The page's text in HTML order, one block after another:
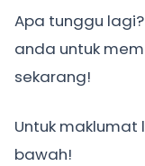
Apa tunggu
anda untuk
sekarang!
Untuk maklumat
bawah!